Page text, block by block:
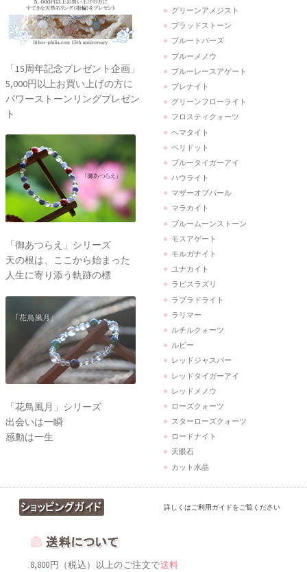
「15周年記念プレゼント企画」
5,000円以上お買い上げの方に
パワーストーンリングプレゼン
ト
「御あつらえ」シリーズ
天の根は、ここから始まった
人生に寄り添う軌跡の標
「花鳥風月」シリーズ
出会いは一瞬
感動は一生
グリーンアメジスト
ブラッドストーン
ブルートパーズ
ブルーメノウ
ブルーレースアゲート
プレナイト
グリーンフローライト
フロスティクォーツ
ヘマタイト
ペリドット
ブルータイガーアイ
ハウライト
マザーオブパール
マラカイト
ブルームーンストーン
モスアゲート
モルガナイト
ユナカイト
ラピスラズリ
ラブラドライト
ラリマー
ルチルクォーツ
ルビー
レッドジャスパー
レッドタイガーアイ
レッドメノウ
ローズクォーツ
スターローズクォーツ
ロードナイト
天眼石
カット水晶
詳しくはご利用ガイドをご覧ください
8,800円（税込）以上のご注文で送料